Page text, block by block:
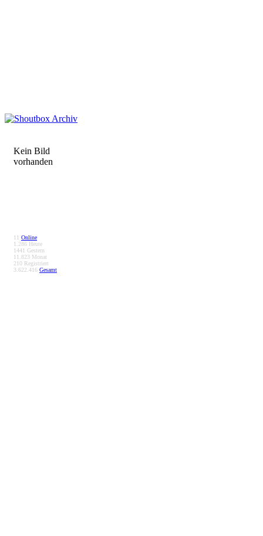
Kein Bild
vorhanden
11 Online
1.286 Heute
1441 Gestern
11.823 Monat
210 Registriert
3.622.416 Gesamt